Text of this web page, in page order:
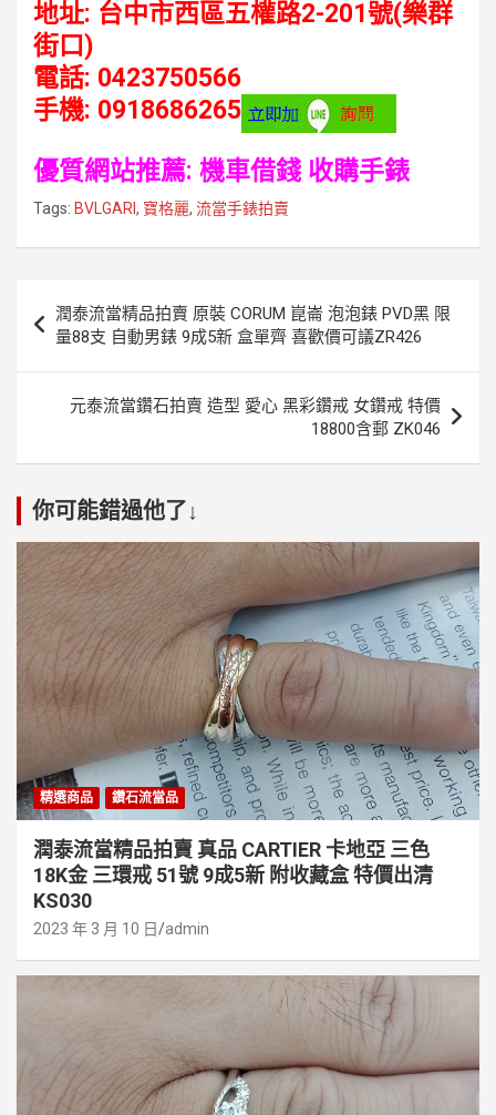
地址: 台中市西區五權路2-201號(樂群
街口)
電話: 0423750566
手機: 0918686265
優質網站推薦: 機車借錢 收購手錶
Tags: BVLGARI , 寶格麗, 流當手錶拍賣
章
導
潤泰流當精品拍賣 原裝 CORUM 崑崙 泡泡錶 PVD黑 限
量88支 自動男錶 9成5新 盒單齊 喜歡價可議ZR426
元泰流當鑽石拍賣 造型 愛心 黑彩鑽戒 女鑽戒 特價
18800含郵 ZK046
你可能錯過他了↓
精選商品 鑽石流當品
潤泰流當精品拍賣 真品 CARTIER 卡地亞 三色
18K金 三環戒 51號 9成5新 附收藏盒 特價出清
KS030
2023 年 3 月 10 日 admin